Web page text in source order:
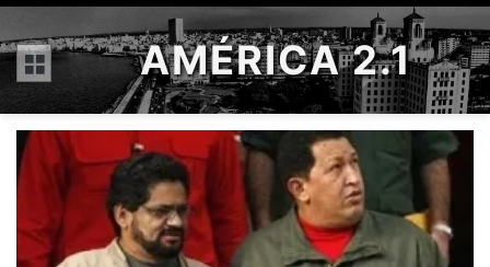
Menú AMÉRICA 2.1